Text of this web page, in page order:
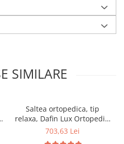
SIMILARE
Saltea ortopedica, tip
relaxa, Dafin Lux Ortopedic,
160x200x21cm, fermitate
703,63 Lei